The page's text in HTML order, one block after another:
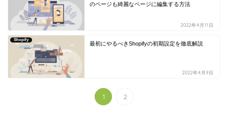
のページも綺麗なページに編集する方法
2022年4月11日
Shopify
最初にやるべきShopifyの初期設定を徹底解説
2022年4月9日
1 2